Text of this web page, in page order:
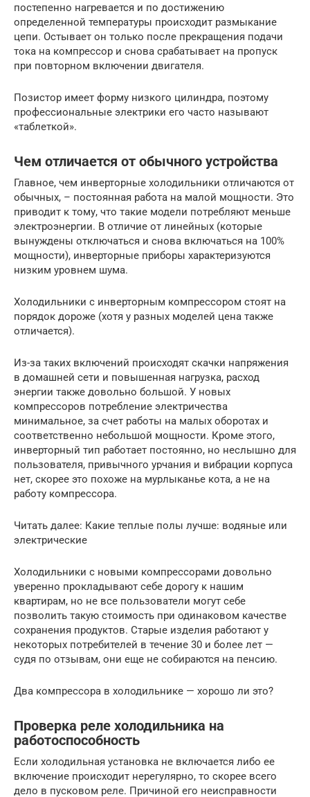
постепенно нагревается и по достижению
определенной температуры происходит размыкание
цепи. Остывает он только после прекращения подачи
тока на компрессор и снова срабатывает на пропуск
при повторном включении двигателя.
Позистор имеет форму низкого цилиндра, поэтому
профессиональные электрики его часто называют
«таблеткой».
Чем отличается от обычного устройства
Главное, чем инверторные холодильники отличаются от
обычных, – постоянная работа на малой мощности. Это
приводит к тому, что такие модели потребляют меньше
электроэнергии. В отличие от линейных (которые
вынуждены отключаться и снова включаться на 100%
мощности), инверторные приборы характеризуются
низким уровнем шума.
Холодильники с инверторным компрессором стоят на
порядок дороже (хотя у разных моделей цена также
отличается).
Из-за таких включений происходят скачки напряжения
в домашней сети и повышенная нагрузка, расход
энергии также довольно большой. У новых
компрессоров потребление электричества
минимальное, за счет работы на малых оборотах и
соответственно небольшой мощности. Кроме этого,
инверторный тип работает постоянно, но неслышно для
пользователя, привычного урчания и вибрации корпуса
нет, скорее это похоже на мурлыканье кота, а не на
работу компрессора.
Читать далее: Какие теплые полы лучше: водяные или
электрические
Холодильники с новыми компрессорами довольно
уверенно прокладывают себе дорогу к нашим
квартирам, но не все пользователи могут себе
позволить такую стоимость при одинаковом качестве
сохранения продуктов. Старые изделия работают у
некоторых потребителей в течение 30 и более лет —
судя по отзывам, они еще не собираются на пенсию.
Два компрессора в холодильнике — хорошо ли это?
Проверка реле холодильника на
работоспособность
Если холодильная установка не включается либо ее
включение происходит нерегулярно, то скорее всего
дело в пусковом реле. Причиной его неисправности